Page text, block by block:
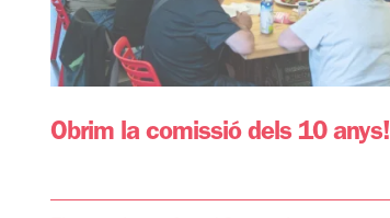
Obrim la comissió dels 10 anys!